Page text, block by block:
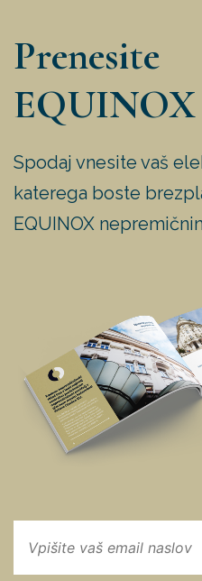
Prenesite
EQUINOX
Spodaj vnesite vaš
katerega boste
EQUINOX